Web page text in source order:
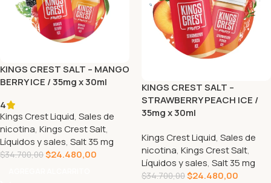
KINGS CREST SALT – MANGO
BERRY ICE / 35mg x 30ml
4
Kings Crest Liquid, Sales de
nicotina, Kings Crest Salt,
Líquidos y sales, Salt 35 mg
$34.700,00$24.480,00
KINGS CREST SALT –
STRAWBERRY PEACH ICE /
35mg x 30ml
Kings Crest Liquid, Sales de
nicotina, Kings Crest Salt,
Líquidos y sales, Salt 35 mg
$34.700,00$24.480,00